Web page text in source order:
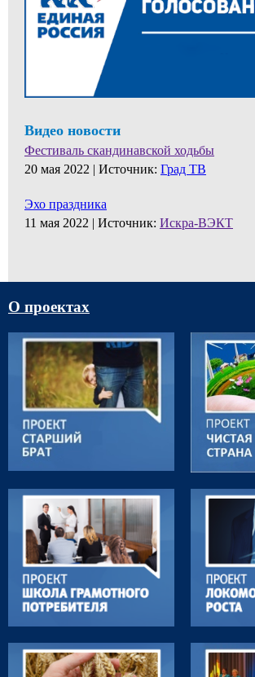
Видео новости
Фестиваль скандинавской ходьбы
20 мая 2022 | Источник: Град ТВ
Эхо праздника
11 мая 2022 | Источник: Искра-ВЭКТ
О проектах